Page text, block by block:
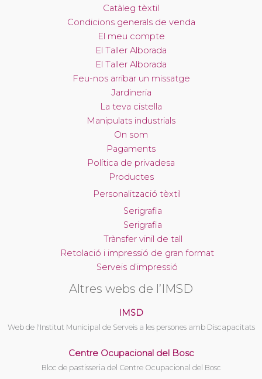
Catàleg tèxtil
Condicions generals de venda
El meu compte
El Taller Alborada
El Taller Alborada
Feu-nos arribar un missatge
Jardineria
La teva cistella
Manipulats industrials
On som
Pagaments
Política de privadesa
Productes
Personalització tèxtil
Serigrafia
Serigrafia
Trànsfer vinil de tall
Retolació i impressió de gran format
Serveis d’impressió
Altres webs de l’IMSD
IMSD
Web de l'Institut Municipal de Serveis a les persones amb Discapacitats
Centre Ocupacional del Bosc
Bloc de pastisseria del Centre Ocupacional del Bosc